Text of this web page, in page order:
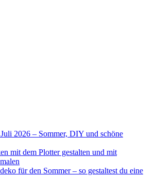
2026 – Sommer, DIY und schöne
mit dem Plotter gestalten und mit
für den Sommer – so gestaltest du eine